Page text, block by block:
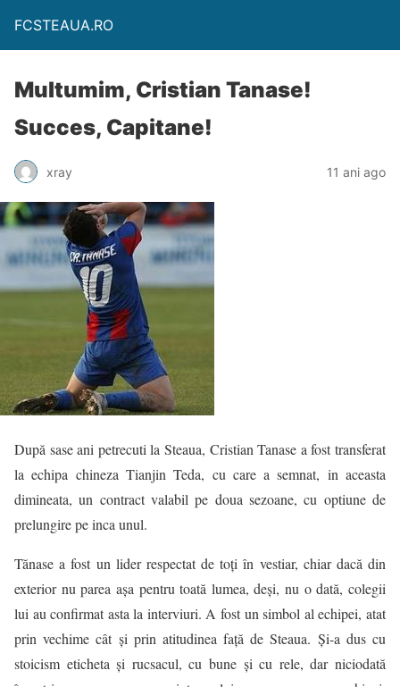
FCSTEAUA.RO
Multumim, Cristian Tanase!
Succes, Capitane!
xray 11 ani ago
După sase ani petrecuti la Steaua, Cristian Tanase a fost transferat
la echipa chineza Tianjin Teda, cu care a semnat, in aceasta
dimineata, un contract valabil pe doua sezoane, cu optiune de
prelungire pe inca unul.
Tănase a fost un lider respectat de toți în vestiar, chiar dacă din
exterior nu parea așa pentru toată lumea, deși, nu o dată, colegii
lui au confirmat asta la interviuri. A fost un simbol al echipei, atat
prin vechime cât și prin atitudinea față de Steaua. Și-a dus cu
stoicism eticheta și rucsacul, cu bune și cu rele, dar niciodată